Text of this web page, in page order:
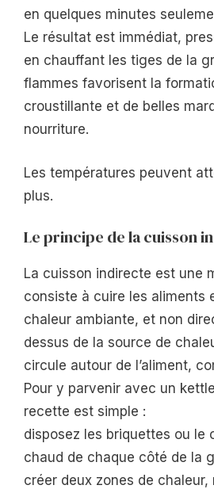
en quelques minutes
Le résultat est immédiat,
en chauffant les tiges de la
flammes favorisent la
croustillante et de belles
nourriture.
Les températures peuvent
plus.
Le principe de la cuisson
La cuisson indirecte est une
consiste à cuire les aliments
chaleur ambiante, et non
dessus de la source de
circule autour de l’aliment,
Pour y parvenir avec un
recette est simple :
disposez les briquettes ou le
chaud de chaque côté de la
créer deux zones de